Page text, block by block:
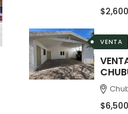
VENTA